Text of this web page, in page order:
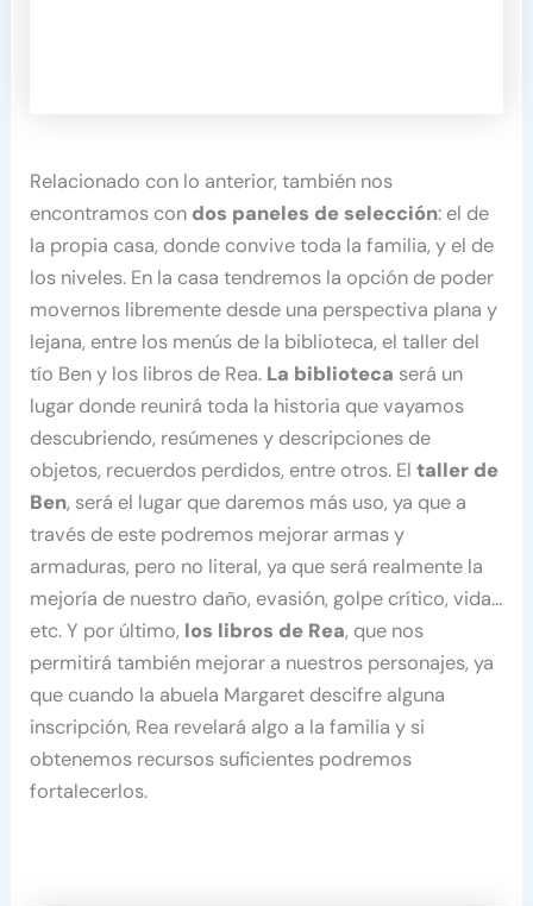
Relacionado con lo anterior, también nos
encontramos con dos paneles de selección: el de
la propia casa, donde convive toda la familia, y el de
los niveles. En la casa tendremos la opción de poder
movernos libremente desde una perspectiva plana y
lejana, entre los menús de la biblioteca, el taller del
tío Ben y los libros de Rea. La biblioteca será un
lugar donde reunirá toda la historia que vayamos
descubriendo, resúmenes y descripciones de
objetos, recuerdos perdidos, entre otros. Eltaller de
Ben, será el lugar que daremos más uso, ya que a
través de este podremos mejorar armas y
armaduras, pero no literal, ya que será realmente la
mejoría de nuestro daño, evasión, golpe crítico, vida…
etc. Y por último, los libros de Rea, que nos
permitirá también mejorar a nuestros personajes, ya
que cuando la abuela Margaret descifre alguna
inscripción, Rea revelará algo a la familia y si
obtenemos recursos suficientes podremos
fortalecerlos.